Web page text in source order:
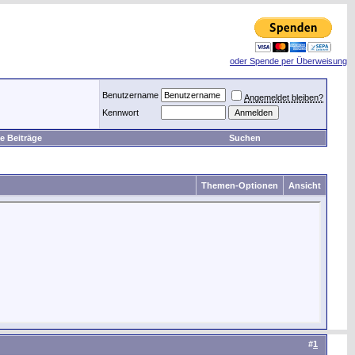
oder Spende per Überweisung
Benutzername
Angemeldet bleiben?
Kennwort
Beiträge Suchen
Themen-Optionen Ansicht
#1